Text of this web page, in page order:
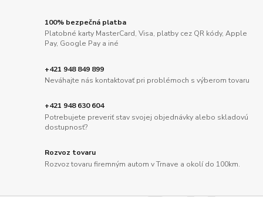
100% bezpečná platba
Platobné karty MasterCard, Visa, platby cez QR kódy, Apple
Pay, Google Pay a iné
+421 948 849 899
Neváhajte nás kontaktovať pri problémoch s výberom tovaru
+421 948 630 604
Potrebujete preveriť stav svojej objednávky alebo skladovú
dostupnosť?
Rozvoz tovaru
Rozvoz tovaru firemným autom v Trnave a okolí do 100km.